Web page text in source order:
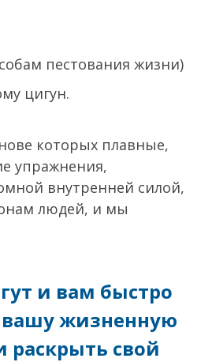
пестования жизни)
цигун.
которых плавные,
упражнения,
внутренней силой,
людей, и мы
и вам быстро
жизненную
раскрыть свой